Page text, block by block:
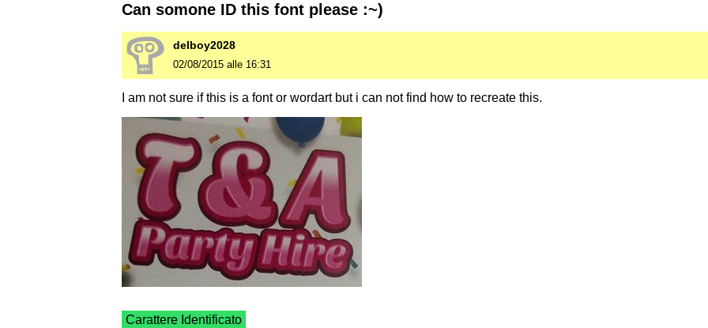
Can somone ID this font please :~)
delboy2028
02/08/2015 alle 16:31
I am not sure if this is a font or wordart but i can not find how to recreate this.
Carattere Identificato